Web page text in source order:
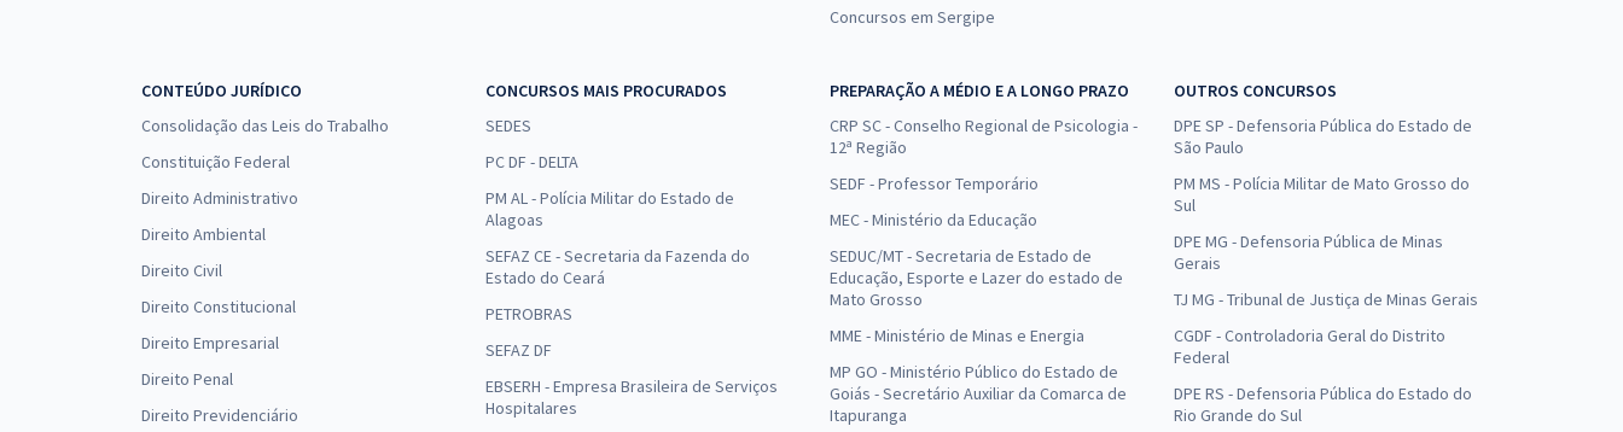
Concursos em Sergipe
CONTEÚDO JURÍDICO
Consolidação das Leis do Trabalho
Constituição Federal
Direito Administrativo
Direito Ambiental
Direito Civil
Direito Constitucional
Direito Empresarial
Direito Penal
Direito Previdenciário
CONCURSOS MAIS PROCURADOS
SEDES
PC DF - DELTA
PM AL - Polícia Militar do Estado de
Alagoas
SEFAZ CE - Secretaria da Fazenda do
Estado do Ceará
PETROBRAS
SEFAZ DF
EBSERH - Empresa Brasileira de Serviços
Hospitalares
PREPARAÇÃO A MÉDIO E A LONGO PRAZO
CRP SC - Conselho Regional de Psicologia -
12ª Região
SEDF - Professor Temporário
MEC - Ministério da Educação
SEDUC/MT - Secretaria de Estado de
Educação, Esporte e Lazer do estado de
Mato Grosso
MME - Ministério de Minas e Energia
MP GO - Ministério Público do Estado de
Goiás - Secretário Auxiliar da Comarca de
Itapuranga
OUTROS CONCURSOS
DPE SP - Defensoria Pública do Estado de
São Paulo
PM MS - Polícia Militar de Mato Grosso do
Sul
DPE MG - Defensoria Pública de Minas
Gerais
TJ MG - Tribunal de Justiça de Minas Gerais
CGDF - Controladoria Geral do Distrito
Federal
DPE RS - Defensoria Pública do Estado do
Rio Grande do Sul